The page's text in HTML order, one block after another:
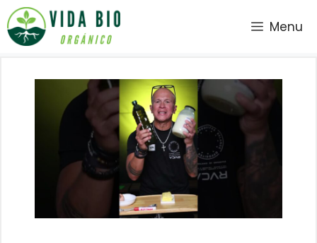
Saltar
al
contenido
Menu